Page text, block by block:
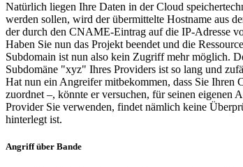
Natürlich liegen Ihre Daten in der Cloud
werden sollen, wird der übermittelte Hostname aus
der durch den CNAME-Eintrag auf die IP-Adresse
Haben Sie nun das Projekt beendet und die
Subdomain ist nun also kein Zugriff mehr möglich.
Subdomäne "xyz" Ihres Providers ist so lang und
Hat nun ein Angreifer mitbekommen, dass Sie
zuordnet –, könnte er versuchen, für seinen eigenen
Provider Sie verwenden, findet nämlich keine
hinterlegt ist.
Angriff über Bande